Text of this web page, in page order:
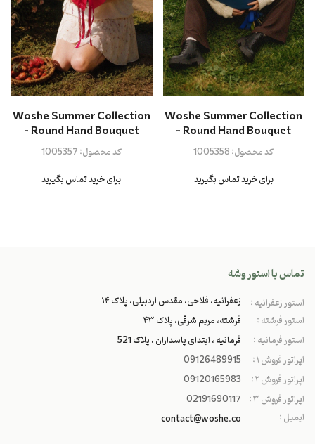
Woshe Summer Collection
- Round Hand Bouquet
برای خرید تماس بگیرید
کد محصول:1005358
Woshe Summer Collection
- Round Hand Bouquet
برای خرید تماس بگیرید
کد محصول:1005357
تماس با استور وشه
استور زعفرانیه : زعفرانیه، فلاحی، مقدس اردبیلی، پلاک ۱۴
استور فرشته :
فرشته، مریم شرقی، پلاک ۴۳
استور فرمانیه :
فرمانیه ، ابتدای پاسداران ، پلاک 521
اپراتور فروش ۱ :
09126489915
اپراتور فروش ۲ :
09120165983
اپراتور فروش ۳ :
02191690117
ایمیل :
contact@woshe.co